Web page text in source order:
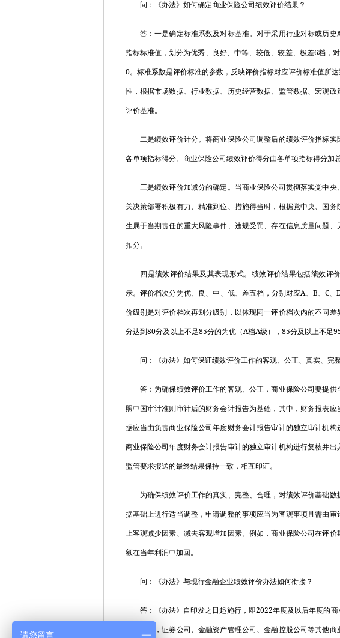
问：《办法》如何确定商业保险公司绩效评价结果？
答：一是确定标准系数及对标基准。对于采用行业对标或历史
指标标准值，划分为优秀、良好、中等、较低、较差、极差6档，
0。标准系数是评价标准的参数，反映评价指标对应评价标准值所
性，根据市场数据、行业数据、历史经营数据、监管数据、宏观
评价基准。
二是绩效评价计分。将商业保险公司调整后的绩效评价指标实
各单项指标得分。商业保险公司绩效评价得分由各单项指标得分加总
三是绩效评价加减分的确定。当商业保险公司贯彻落实党中央
关决策部署积极有力、精准到位、措施得当时，根据党中央、国
生属于当期责任的重大风险事件、违规受罚、存在信息质量问题
扣分。
四是绩效评价结果及其表现形式。绩效评价结果包括绩效评
示。评价档次分为优、良、中、低、差五档，分别对应A、 B、C、
价级别是对评价档次再划分级别，以体现同一评价档次内的不同
分达到80分及以上不足85分的为优（A档A级）， 85分及以上不足
问：《办法》如何保证绩效评价工作的客观、公正、真实、完
答：为确保绩效评价工作的客观、公正，商业保险公司要提供
照中国审计准则审计后的财务会计报告为基础，其中，财务报表
据应当由负责商业保险公司年度财务会计报告审计的独立审计机
商业保险公司年度财务会计报告审计的独立审计机构进行复核并
监管要求报送的最终结果保持一致，相互印证。
为确保绩效评价工作的真实、完整、合理，对绩效评价基础数
据基础上进行适当调整，申请调整的事项应当为客观事项且需由
上客观减少因素、减去客观增加因素。例如，商业保险公司在评
额在当年利润中加回。
问：《办法》与现行金融企业绩效评价办法如何衔接？
答：《办法》自印发之日起施行，即2022年度及以后年度的
险公司外，证券公司、金融资产管理公司、金融控股公司等其他
请您留言